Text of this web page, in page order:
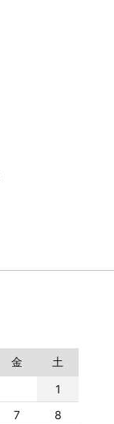
金
土
1
7
8